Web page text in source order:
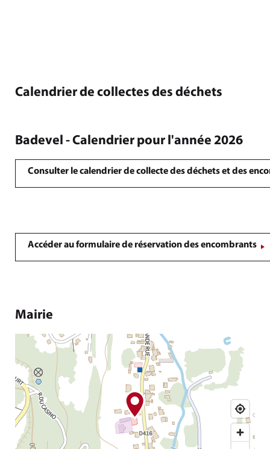
Calendrier de collectes des déchets
Badevel - Calendrier pour l'année 2026
Consulter le calendrier de collecte des déchets et des
Accéder au formulaire de réservation des encombrants
Mairie